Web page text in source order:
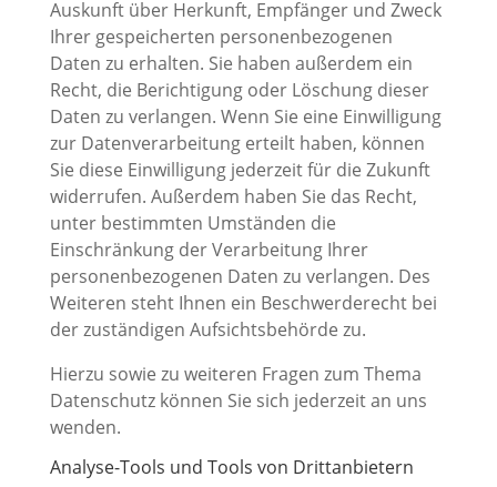
Auskunft über Herkunft, Empfänger und Zweck
Ihrer gespeicherten personenbezogenen
Daten zu erhalten. Sie haben außerdem ein
Recht, die Berichtigung oder Löschung dieser
Daten zu verlangen. Wenn Sie eine Einwilligung
zur Datenverarbeitung erteilt haben, können
Sie diese Einwilligung jederzeit für die Zukunft
widerrufen. Außerdem haben Sie das Recht,
unter bestimmten Umständen die
Einschränkung der Verarbeitung Ihrer
personenbezogenen Daten zu verlangen. Des
Weiteren steht Ihnen ein Beschwerderecht bei
der zuständigen Aufsichtsbehörde zu.
Hierzu sowie zu weiteren Fragen zum Thema
Datenschutz können Sie sich jederzeit an uns
wenden.
Analyse-Tools und Tools von Dritt­anbietern